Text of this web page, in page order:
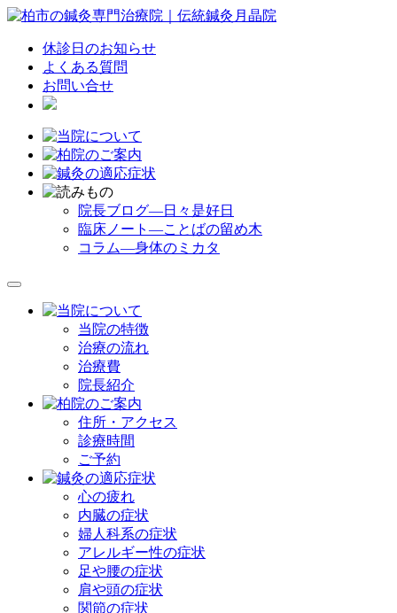
休診日のお知らせ
よくある質問
お問い合せ
院長ブログ―日々是好日
臨床ノート―ことばの留め木
コラム―身体のミカタ
当院の特徴
治療の流れ
治療費
院長紹介
住所・アクセス
診療時間
ご予約
心の疲れ
内臓の症状
婦人科系の症状
アレルギー性の症状
足や腰の症状
肩や頭の症状
関節の症状